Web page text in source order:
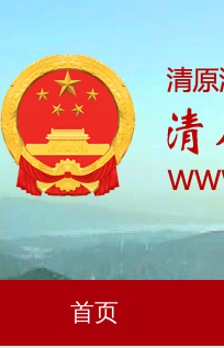
首页